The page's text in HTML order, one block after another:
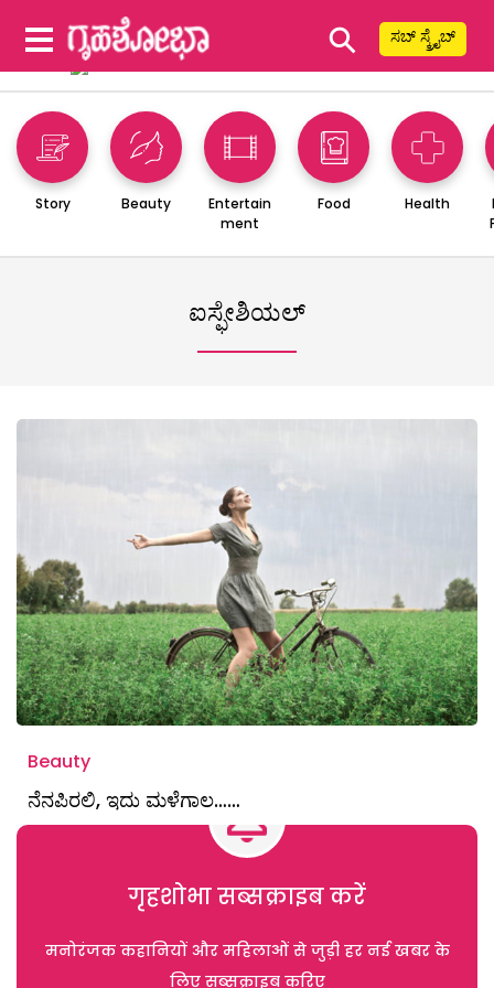
⚲ ಸಬ್ ಸ್ಕ್ರೈಬ್
Story Beauty
Entertain
ment
Food Health
ಐಸ್ಫೇಶಿಯಲ್
Beauty
ನೆನಪಿರಲಿ, ಇದು ಮಳೆಗಾಲ……
गृहशोभा सब्सक्राइब करें
मनोरंजक कहानियों और महिलाओं से जुड़ी हर नई खबर के
लिए सब्सक्राइब करिए